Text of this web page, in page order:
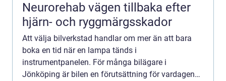
Neurorehab vägen tillbaka efter
hjärn- och ryggmärgsskador
Att välja bilverkstad handlar om mer än att bara
boka en tid när en lampa tänds i
instrumentpanelen. För många bilägare i
Jönköping är bilen en förutsättning för vardagen